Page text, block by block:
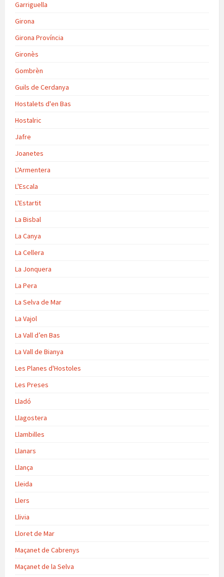
Garriguella
Girona
Girona Província
Gironès
Gombrèn
Guils de Cerdanya
Hostalets d'en Bas
Hostalric
Jafre
Joanetes
L'Armentera
L'Escala
L'Estartit
La Bisbal
La Canya
La Cellera
La Jonquera
La Pera
La Selva de Mar
La Vajol
La Vall d’en Bas
La Vall de Bianya
Les Planes d'Hostoles
Les Preses
Lladó
Llagostera
Llambilles
Llanars
Llança
Lleida
Llers
Llivia
Lloret de Mar
Maçanet de Cabrenys
Maçanet de la Selva